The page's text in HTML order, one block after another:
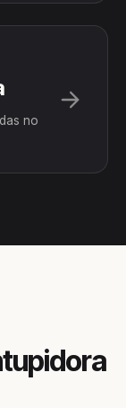
no